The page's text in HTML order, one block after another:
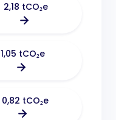
2,18 tCO₂e
1,05 tCO₂e
0,82 tCO₂e